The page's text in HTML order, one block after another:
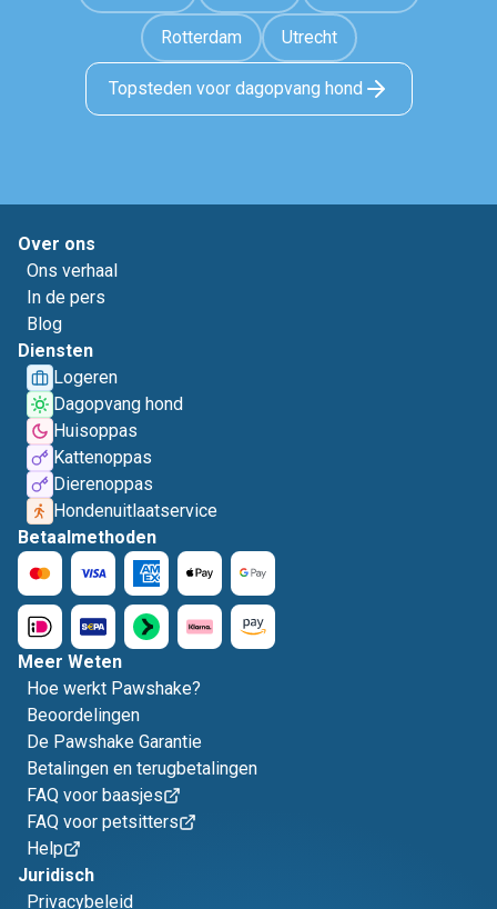
Rotterdam Utrecht
Topsteden voor dagopvang hond
Over ons
Ons verhaal
In de pers
Blog
Diensten
Logeren
Dagopvang hond
Huisoppas
Kattenoppas
Dierenoppas
Hondenuitlaatservice
Betaalmethoden
Meer Weten
Hoe werkt Pawshake?
Beoordelingen
De Pawshake Garantie
Betalingen en terugbetalingen
FAQ voor baasjes
FAQ voor petsitters
Help
Juridisch
Privacybeleid